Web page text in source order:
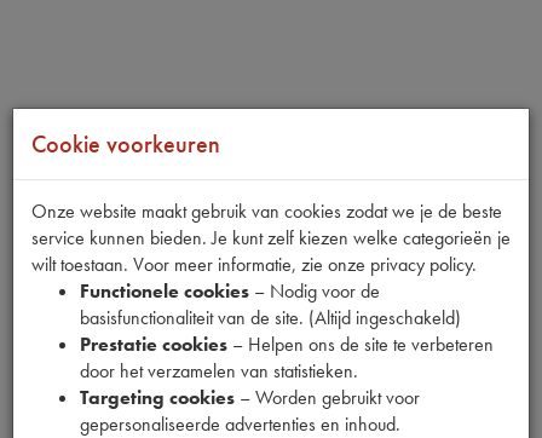
Cookie voorkeuren
Onze website maakt gebruik van cookies zodat we je de beste
service kunnen bieden. Je kunt zelf kiezen welke categorieën je
wilt toestaan. Voor meer informatie, zie onze privacy policy.
Functionele cookies – Nodig voor de
basisfunctionaliteit van de site. (Altijd ingeschakeld)
Prestatie cookies – Helpen ons de site te verbeteren
door het verzamelen van statistieken.
Targeting cookies – Worden gebruikt voor
gepersonaliseerde advertenties en inhoud.